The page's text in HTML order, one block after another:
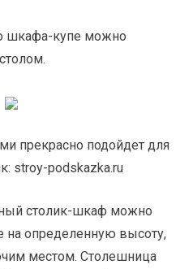
шкафа-купе можно
прекрасно подойдет для
stroy-podskazka.ru
столик-шкаф можно
на определенную высоту,
местом. Столешница